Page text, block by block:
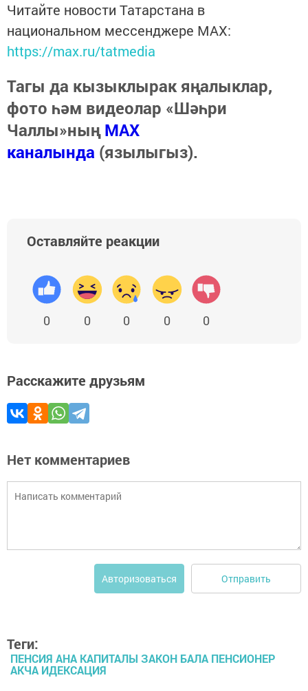
Читайте новости Татарстана в
национальном мессенджере MАХ:
https://max.ru/tatmedia
Тагы да кызыклырак яңалыклар,
фото һәм видеолар «Шәһри
Чаллы»ныңMAX
каналында (язылыгыз).
Оставляйте реакции
0 0 0 0 0
Расскажите друзьям
Нет комментариев
Авторизоваться Отправить
Теги:
ПЕНСИЯ АНА КАПИТАЛЫ ЗАКОН БАЛА ПЕНСИОНЕР
АКЧА ИДЕКСАЦИЯ